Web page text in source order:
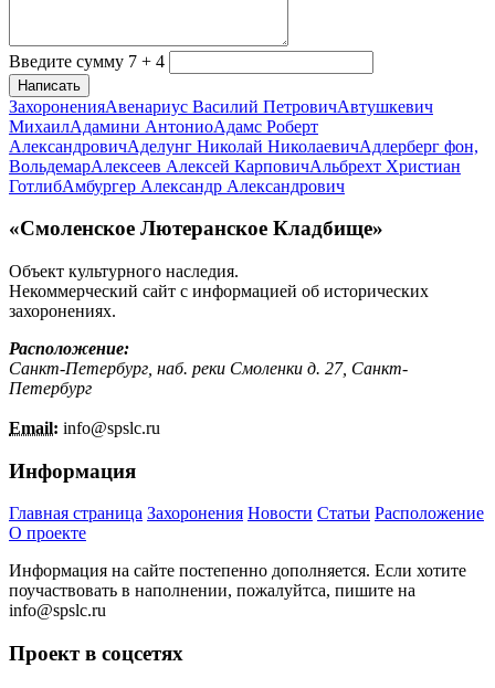
Введите сумму 7 + 4
Написать
ЗахороненияАвенариус Василий ПетровичАвтушкевич
МихаилАдамини АнтониоАдамс Роберт
АлександровичАделунг Николай НиколаевичАдлерберг фон,
ВольдемарАлексеев Алексей КарповичАльбрехт Христиан
ГотлибАмбургер Александр Александрович
«Смоленское Лютеранское Кладбище»
Объект культурного наследия.
Некоммерческий сайт с информацией об исторических
захоронениях.
Расположение:
Санкт-Петербург, наб. реки Смоленки д. 27, Санкт-
Петербург
Email: info@spslc.ru
Информация
Главная страница Захоронения Новости Статьи Расположение
О проекте
Информация на сайте постепенно дополняется. Если хотите
поучаствовать в наполнении, пожалуйтса, пишите на
info@spslc.ru
Проект в соцсетях